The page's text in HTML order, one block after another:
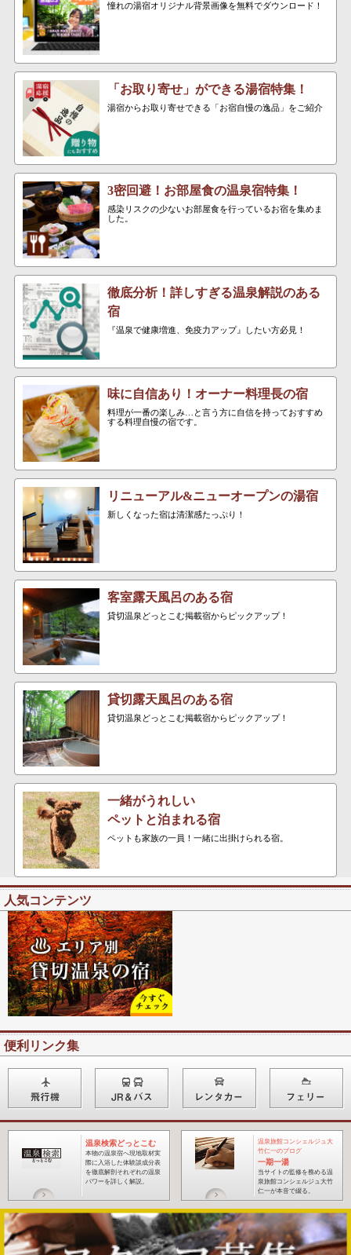
憧れの湯宿オリジナル背景画像を無料でダウンロード！
「お取り寄せ」ができる湯宿特集！
湯宿からお取り寄せできる「お宿自慢の逸品」をご紹介
3密回避！お部屋食の温泉宿特集！
感染リスクの少ないお部屋食を行っているお宿を集めま
した。
徹底分析！詳しすぎる温泉解説のある
宿
『温泉で健康増進、免疫力アップ』したい方必見！
味に自信あり！オーナー料理長の宿
料理が一番の楽しみ…と言う方に自信を持っておすすめ
する料理自慢の宿です。
リニューアル&ニューオープンの湯宿
新しくなった宿は清潔感たっぷり！
客室露天風呂のある宿
貸切温泉どっとこむ掲載宿からピックアップ！
貸切露天風呂のある宿
貸切温泉どっとこむ掲載宿からピックアップ！
一緒がうれしい
ペットと泊まれる宿
ペットも家族の一員！一緒に出掛けられる宿。
人気コンテンツ
便利リンク集
温泉検索どっとこむ
本物の温泉宿へ現地取材実
際に入浴した体験談成分表
を徹底解剖それぞれの温泉
パワーを詳しく解説。
温泉旅館コンシェルジュ大
竹仁一のブログ
一期一湯
当サイトの監修を務める温
泉旅館コンシェルジュ大竹
仁一が本音で綴る 。